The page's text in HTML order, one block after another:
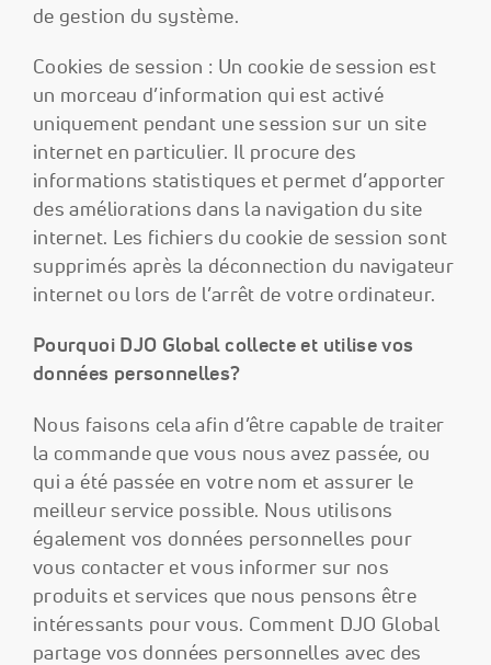
de gestion du système.
Cookies de session : Un cookie de session est
un morceau d’information qui est activé
uniquement pendant une session sur un site
internet en particulier. Il procure des
informations statistiques et permet d’apporter
des améliorations dans la navigation du site
internet. Les fichiers du cookie de session sont
supprimés après la déconnection du navigateur
internet ou lors de l’arrêt de votre ordinateur.
Pourquoi DJO Global collecte et utilise vos
données personnelles?
Nous faisons cela afin d’être capable de traiter
la commande que vous nous avez passée, ou
qui a été passée en votre nom et assurer le
meilleur service possible. Nous utilisons
également vos données personnelles pour
vous contacter et vous informer sur nos
produits et services que nous pensons être
intéressants pour vous. Comment DJO Global
partage vos données personnelles avec des